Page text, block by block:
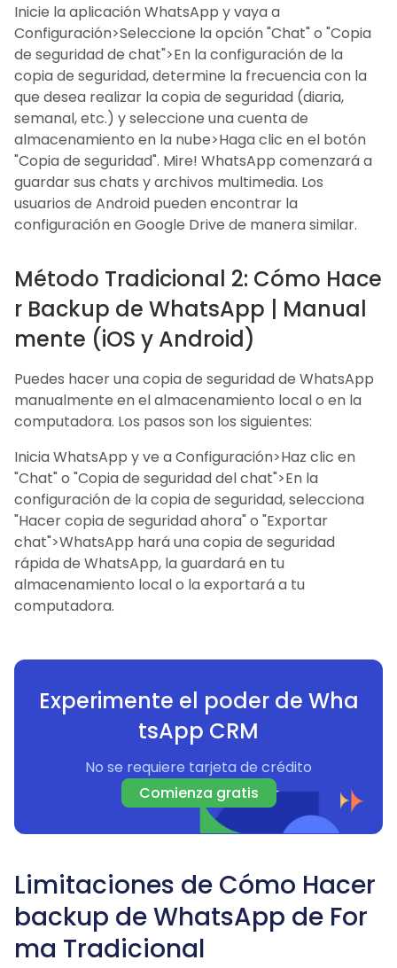
Inicie la aplicación WhatsApp y vaya a
Configuración>Seleccione la opción "Chat" o "Copia
de seguridad de chat">En la configuración de la
copia de seguridad, determine la frecuencia con la
que desea realizar la copia de seguridad (diaria,
semanal, etc.) y seleccione una cuenta de
almacenamiento en la nube>Haga clic en el botón
"Copia de seguridad". Mire! WhatsApp comenzará a
guardar sus chats y archivos multimedia. Los
usuarios de Android pueden encontrar la
configuración en Google Drive de manera similar.
Método Tradicional 2: Cómo Hace
r Backup de WhatsApp | Manual
mente (iOS y Android)
Puedes hacer una copia de seguridad de WhatsApp
manualmente en el almacenamiento local o en la
computadora. Los pasos son los siguientes:
Inicia WhatsApp y ve a Configuración>Haz clic en
"Chat" o "Copia de seguridad del chat">En la
configuración de la copia de seguridad, selecciona
"Hacer copia de seguridad ahora" o "Exportar
chat">WhatsApp hará una copia de seguridad
rápida de WhatsApp, la guardará en tu
almacenamiento local o la exportará a tu
computadora.
Experimente el poder de Wha
tsApp CRM
No se requiere tarjeta de crédito
Comienza gratis
Limitaciones de Cómo Hacer
backup de WhatsApp de For
ma Tradicional